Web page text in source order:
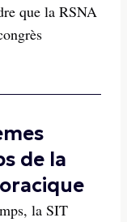
que la RSNA
de la
la SIT